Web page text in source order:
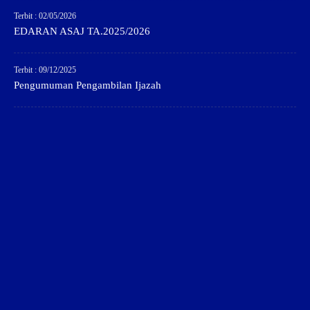
Terbit : 02/05/2026
EDARAN ASAJ TA.2025/2026
Terbit : 09/12/2025
Pengumuman Pengambilan Ijazah